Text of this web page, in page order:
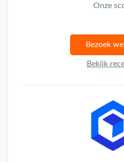
Onze
Bezoek
Bekijk